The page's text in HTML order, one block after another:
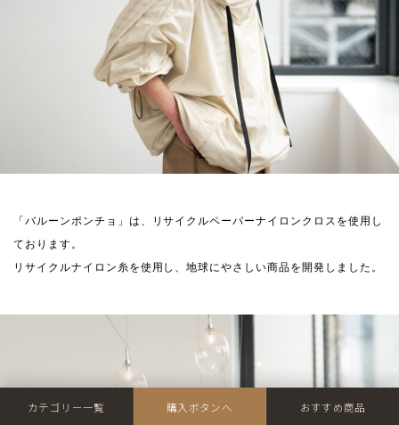
「バルーンポンチョ」は、リサイクルペーパーナイロンクロスを使用し
ております。
リサイクルナイロン糸を使用し、地球にやさしい商品を開発しました。
カテゴリー一覧 購入ボタンへ おすすめ商品